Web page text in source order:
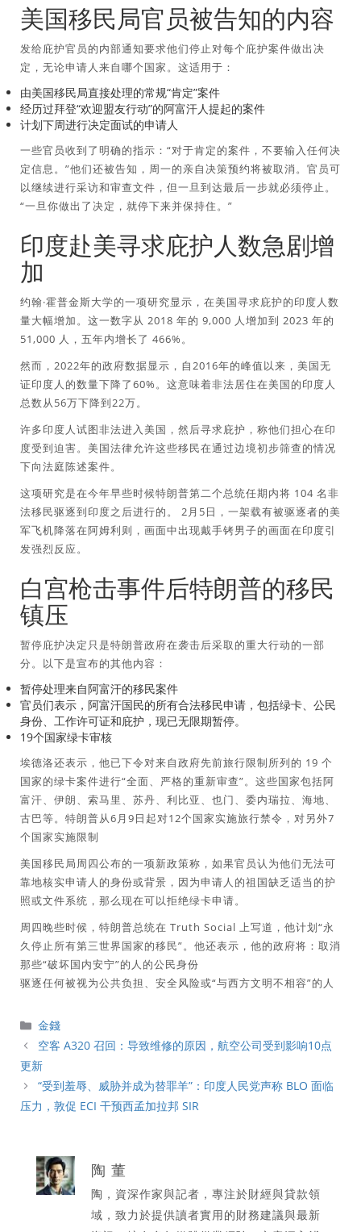
美国移民局官员被告知的内容
发给庇护官员的内部通知要求他们停止对每个庇护案件做出决
定，无论申请人来自哪个国家。这适用于：
由美国移民局直接处理的常规“肯定”案件
经历过拜登“欢迎盟友行动”的阿富汗人提起的案件
计划下周进行决定面试的申请人
一些官员收到了明确的指示：“对于肯定的案件，不要输入任何决
定信息。”他们还被告知，周一的亲自决策预约将被取消。官员可
以继续进行采访和审查文件，但一旦到达最后一步就必须停止。
“一旦你做出了决定，就停下来并保持住。”
印度赴美寻求庇护人数急剧增
加
约翰·霍普金斯大学的一项研究显示，在美国寻求庇护的印度人数
量大幅增加。这一数字从 2018 年的 9,000 人增加到 2023 年的
51,000 人，五年内增长了 466%。
然而，2022年的政府数据显示，自2016年的峰值以来，美国无
证印度人的数量下降了60%。这意味着非法居住在美国的印度人
总数从56万下降到22万。
许多印度人试图非法进入美国，然后寻求庇护，称他们担心在印
度受到迫害。美国法律允许这些移民在通过边境初步筛查的情况
下向法庭陈述案件。
这项研究是在今年早些时候特朗普第二个总统任期内将 104 名非
法移民驱逐到印度之后进行的。 2月5日，一架载有被驱逐者的美
军飞机降落在阿姆利则，画面中出现戴手铐男子的画面在印度引
发强烈反应。
白宫枪击事件后特朗普的移民
镇压
暂停庇护决定只是特朗普政府在袭击后采取的重大行动的一部
分。以下是宣布的其他内容：
暂停处理来自阿富汗的移民案件
官员们表示，阿富汗国民的所有合法移民申请，包括绿卡、公民
身份、工作许可证和庇护，现已无限期暂停。
19个国家绿卡审核
埃德洛还表示，他已下令对来自政府先前旅行限制所列的 19 个
国家的绿卡案件进行“全面、严格的重新审查”。这些国家包括阿
富汗、伊朗、索马里、苏丹、利比亚、也门、委内瑞拉、海地、
古巴等。特朗普从6月9日起对12个国家实施旅行禁令，对另外7
个国家实施限制
美国移民局周四公布的一项新政策称，如果官员认为他们无法可
靠地核实申请人的身份或背景，因为申请人的祖国缺乏适当的护
照或文件系统，那么现在可以拒绝绿卡申请。
周四晚些时候，特朗普总统在 Truth Social 上写道，他计划“永
久停止所有第三世界国家的移民”。他还表示，他的政府将：取消
那些“破坏国内安宁”的人的公民身份
驱逐任何被视为公共负担、安全风险或“与西方文明不相容”的人
分
類
金錢
空客 A320 召回：导致维修的原因，航空公司受到影响10点
更新
“受到羞辱、威胁并成为替罪羊”：印度人民党声称 BLO 面临
压力，敦促 ECI 干预西孟加拉邦 SIR
陶 董
陶，資深作家與記者，專注於財經與貸款領
域，致力於提供讀者實用的財務建議與最新